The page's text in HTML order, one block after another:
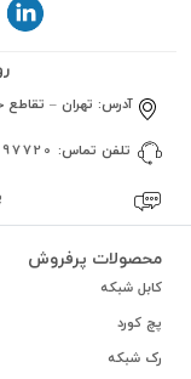
آدرس: تهران – تقاطع
تلفن تماس:
محصولات پرفروش
کابل شبکه
پچ کورد
رک شبکه